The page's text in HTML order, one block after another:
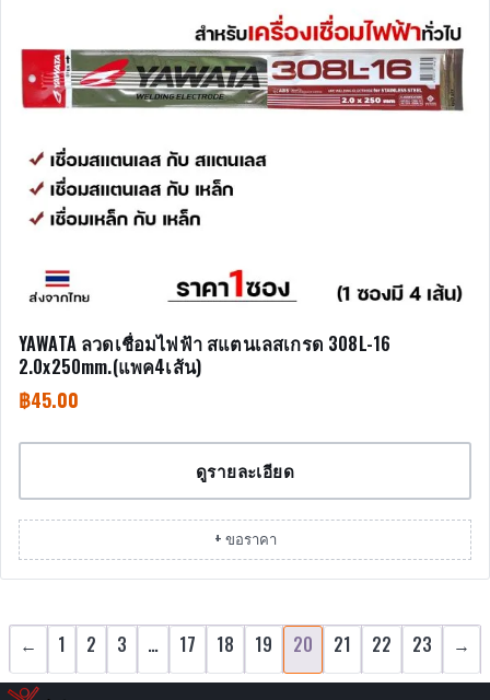
YAWATA ลวดเชื่อมไฟฟ้า สแตนเลสเกรด 308L-16
2.0x250mm.(แพค4เส้น)
฿45.00
ดูรายละเอียด
+ ขอราคา
← 1 2 3 … 17 18 19 20 21 22 23 →